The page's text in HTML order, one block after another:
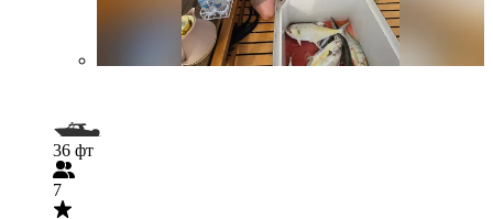
36 фт
7